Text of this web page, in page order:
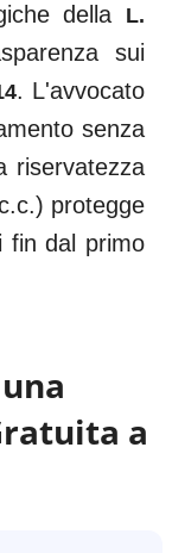
della L.
sui
. L'avvocato
senza
riservatezza
protegge
fin dal primo
a